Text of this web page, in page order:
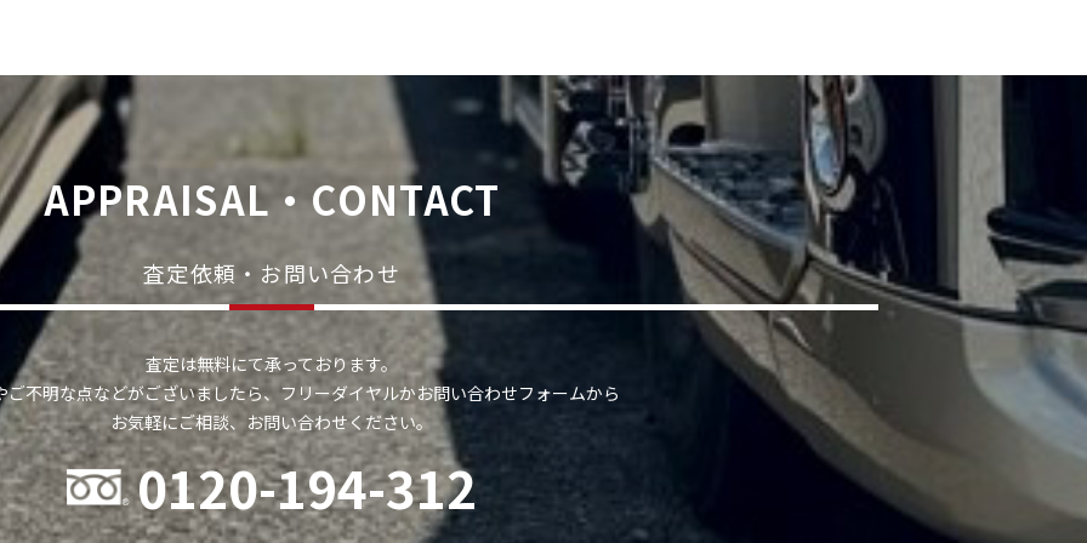
APPRAISAL・CONTACT
査定依頼・お問い合わせ
査定は無料にて承っております。
ご不明な点などがございましたら、フリーダイヤルかお問い合わせフォームから
お気軽にご相談、お問い合わせください。
0120-194-312